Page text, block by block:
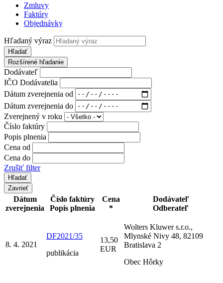
Zmluvy
Faktúry
Objednávky
Hľadaný výraz
Hľadať
Rozšírené hľadanie
Dodávateľ
IČO Dodávatelia
Dátum zverejnenia od
Dátum zverejnenia do
Zverejnený v roku
Číslo faktúry
Popis plnenia
Cena od
Cena do
Zrušiť filter
Zavrieť
Dátum
zverejnenia
Číslo faktúry
Popis plnenia
Cena
*
Dodávateľ
Odberateľ
8. 4. 2021
DF2021/35
publikácia
13,50
EUR
Wolters Kluwer s.r.o.,
Mlynské Nivy 48, 82109
Bratislava 2
Obec Hôrky